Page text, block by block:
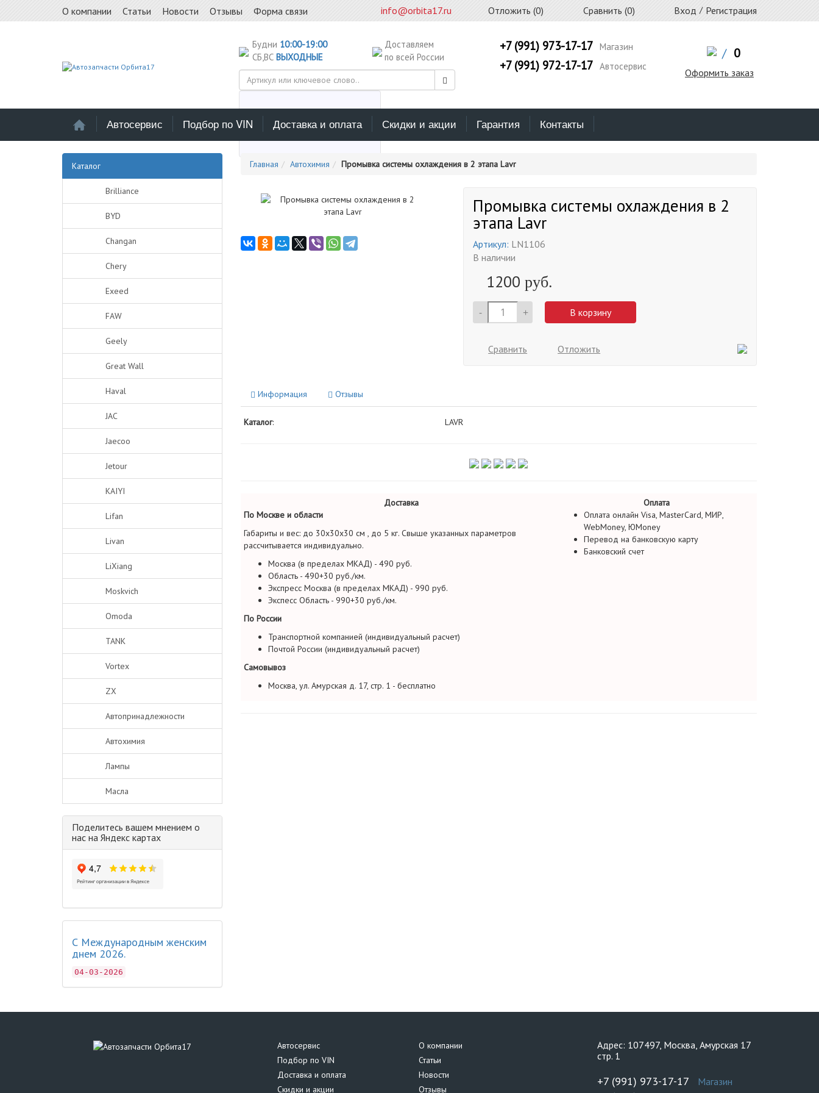
О компании Статьи Новости Отзывы Форма связи info@orbita17.ru Отложить (0) Сравнить (0) Вход / Регистрация
Будни 10:00-19:00
СБ,ВС ВЫХОДНЫЕ
Доставляем
по всей России
Выберите каталог поиска
+7 (991) 973-17-17 Магазин
+7 (991) 972-17-17 Автосервис
/ 0
Оформить заказ
Автосервис Подбор по VIN Доставка и оплата Скидки и акции Гарантия Контакты
Каталог
Brilliance
BYD
Changan
Chery
Exeed
FAW
Geely
Great Wall
Haval
JAC
Jaecoo
Jetour
KAIYI
Lifan
Livan
LiXiang
Moskvich
Omoda
TANK
Vortex
ZX
Автопринадлежности
Автохимия
Лампы
Масла
Поделитесь вашем мнением о
нас на Яндекс картах
С Международным женским
днем 2026.
04-03-2026
Главная Автохимия Промывка системы охлаждения в 2 этапа Lavr
Промывка системы охлаждения в 2
этапа Lavr
Артикул: LN1106
В наличии
1200 руб.
- + В корзину
Сравнить Отложить
Информация Отзывы
Каталог: LAVR
Доставка
Оплата
По Москве и области
Габариты и вес: до 30х30х30 см , до 5 кг. Свыше указанных параметров
рассчитывается индивидуально.
Москва (в пределах МКАД) - 490 руб.
Область - 490+30 руб./км.
Экспресс Москва (в пределах МКАД) - 990 руб.
Экспесс Область - 990+30 руб./км.
По России
Транспортной компанией (индивидуальный расчет)
Почтой России (индивидуальный расчет)
Самовывоз
Москва, ул. Амурская д. 17, стр. 1 - бесплатно
Оплата онлайн Visa, MasterCard, МИР,
WebMoney, ЮMoney
Перевод на банковскую карту
Банковский счет
Автосервис
Подбор по VIN
Доставка и оплата
Скидки и акции
О компании
Статьи
Новости
Отзывы
Адрес: 107497, Москва, Амурская 17
стр. 1
+7 (991) 973-17-17 Магазин